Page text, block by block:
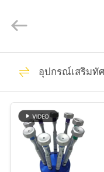
บ้าน
สินค้า
วิดีโอ
Trade
SCM
Rights
อุปกรณ์เสริมทั